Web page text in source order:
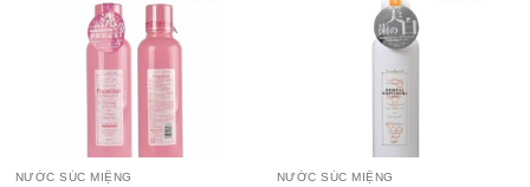
NƯỚC SÚC MIỆNG NƯỚC SÚC MIỆNG